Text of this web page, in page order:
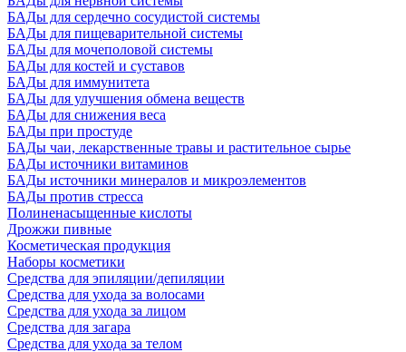
БАДы для сердечно сосудистой системы
БАДы для пищеварительной системы
БАДы для мочеполовой системы
БАДы для костей и суставов
БАДы для иммунитета
БАДы для улучшения обмена веществ
БАДы для снижения веса
БАДы при простуде
БАДы чаи, лекарственные травы и растительное сырье
БАДы источники витаминов
БАДы источники минералов и микроэлементов
БАДы против стресса
Полиненасыщенные кислоты
Дрожжи пивные
Косметическая продукция
Наборы косметики
Средства для эпиляции/депиляции
Средства для ухода за волосами
Средства для ухода за лицом
Средства для загара
Средства для ухода за телом